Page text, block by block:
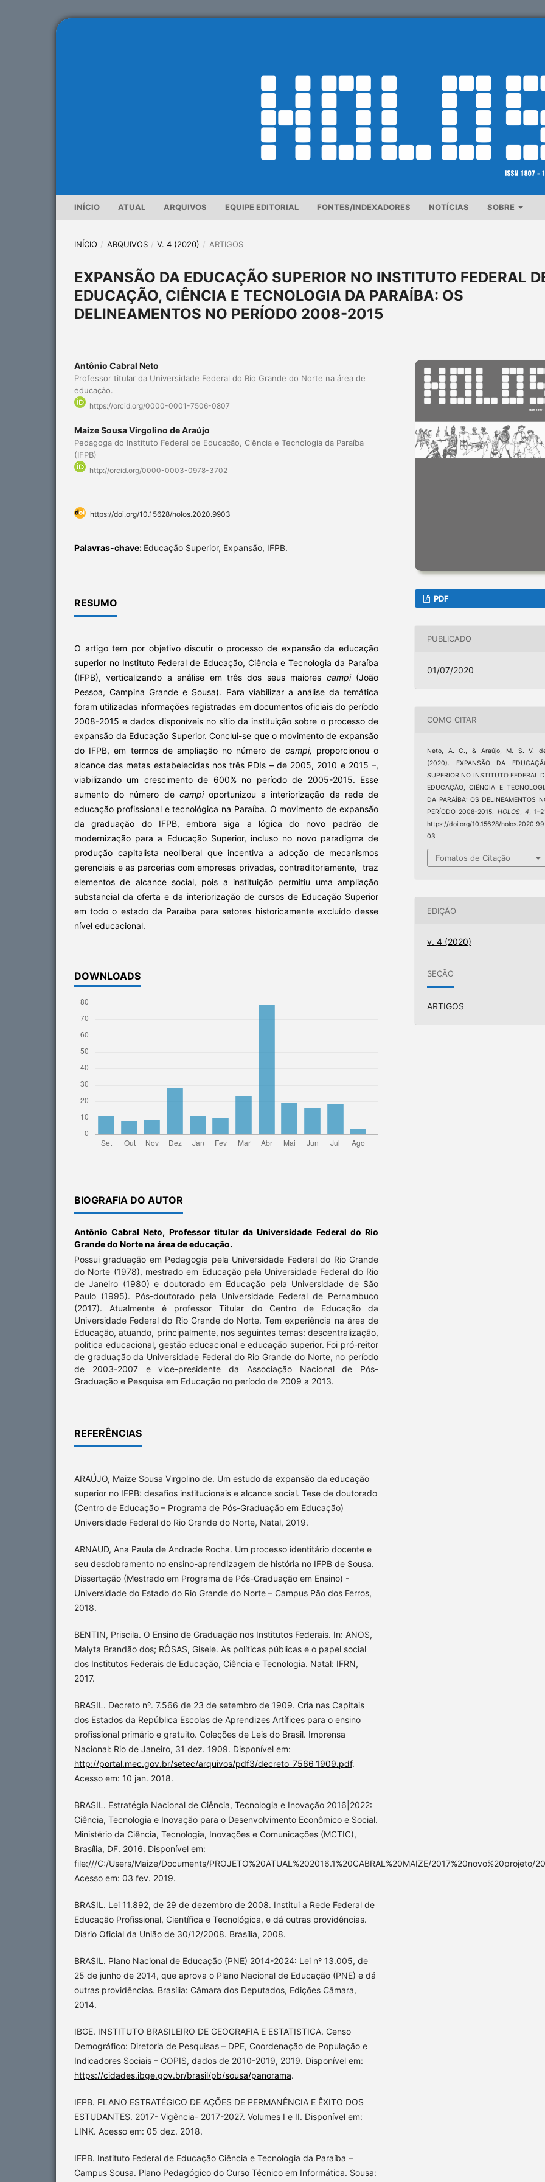
INÍCIO ATUAL ARQUIVOS EQUIPE EDITORIAL FONTES/INDEXADORES NOTÍCIAS SOBRE
INÍCIO / ARQUIVOS / V. 4 (2020) / ARTIGOS
EXPANSÃO DA EDUCAÇÃO SUPERIOR NO INSTITUTO FEDERAL
EDUCAÇÃO, CIÊNCIA E TECNOLOGIA DA PARAÍBA: OS
DELINEAMENTOS NO PERÍODO 2008-2015
Antônio Cabral Neto
Professor titular da Universidade Federal do Rio Grande do Norte na área de
educação.
https://orcid.org/0000-0001-7506-0807
Maize Sousa Virgolino de Araújo
Pedagoga do Instituto Federal de Educação, Ciência e Tecnologia da Paraíba
(IFPB)
http://orcid.org/0000-0003-0978-3702
https://doi.org/10.15628/holos.2020.9903
Palavras-chave: Educação Superior, Expansão, IFPB.
RESUMO
O artigo tem por objetivo discutir o processo de expansão da educação
superior no Instituto Federal de Educação, Ciência e Tecnologia da Paraíba
(IFPB), verticalizando a análise em três dos seus maiores campi(João
Pessoa, Campina Grande e Sousa). Para viabilizar a análise da temática
foram utilizadas informações registradas em documentos oficiais do período
2008-2015 e dados disponíveis no sítio da instituição sobre o processo de
expansão da Educação Superior. Conclui-se que o movimento de expansão
do IFPB, em termos de ampliação no número de campi, proporcionou o
alcance das metas estabelecidas nos três PDIs – de 2005, 2010 e 2015 –,
viabilizando um crescimento de 600% no período de 2005-2015. Esse
aumento do número de campioportunizou a interiorização da rede de
educação profissional e tecnológica na Paraíba. O movimento de expansão
da graduação do IFPB, embora siga a lógica do novo padrão de
modernização para a Educação Superior, incluso no novo paradigma de
produção capitalista neoliberal que incentiva a adoção de mecanismos
gerenciais e as parcerias com empresas privadas, contraditoriamente, traz
elementos de alcance social, pois a instituição permitiu uma ampliação
substancial da oferta e da interiorização de cursos de Educação Superior
em todo o estado da Paraíba para setores historicamente excluído desse
nível educacional.
DOWNLOADS
BIOGRAFIA DO AUTOR
Antônio Cabral Neto, Professor titular da Universidade Federal do Rio
Grande do Norte na área de educação.
Possui graduação em Pedagogia pela Universidade Federal do Rio Grande
do Norte (1978), mestrado em Educação pela Universidade Federal do Rio
de Janeiro (1980) e doutorado em Educação pela Universidade de São
Paulo (1995). Pós-doutorado pela Universidade Federal de Pernambuco
(2017). Atualmente é professor Titular do Centro de Educação da
Universidade Federal do Rio Grande do Norte. Tem experiência na área de
Educação, atuando, principalmente, nos seguintes temas: descentralização,
politica educacional, gestão educacional e educação superior. Foi pró-reitor
de graduação da Universidade Federal do Rio Grande do Norte, no período
de 2003-2007 e vice-presidente da Associação Nacional de Pós-
Graduação e Pesquisa em Educação no período de 2009 a 2013.
REFERÊNCIAS
ARAÚJO, Maize Sousa Virgolino de. Um estudo da expansão da educação
superior no IFPB: desafios institucionais e alcance social. Tese de doutorado
(Centro de Educação – Programa de Pós-Graduação em Educação)
Universidade Federal do Rio Grande do Norte, Natal, 2019.
ARNAUD, Ana Paula de Andrade Rocha. Um processo identitário docente e
seu desdobramento no ensino-aprendizagem de história no IFPB de Sousa.
Dissertação (Mestrado em Programa de Pós-Graduação em Ensino) -
Universidade do Estado do Rio Grande do Norte – Campus Pão dos Ferros,
2018.
BENTIN, Priscila. O Ensino de Graduação nos Institutos Federais. In: ANOS,
Malyta Brandão dos; RÔSAS, Gisele. As políticas públicas e o papel social
dos Institutos Federais de Educação, Ciência e Tecnologia. Natal: IFRN,
2017.
BRASIL. Decreto nº. 7.566 de 23 de setembro de 1909. Cria nas Capitais
dos Estados da República Escolas de Aprendizes Artífices para o ensino
profissional primário e gratuito. Coleções de Leis do Brasil. Imprensa
Nacional: Rio de Janeiro, 31 dez. 1909. Disponível em:
http://portal.mec.gov.br/setec/arquivos/pdf3/decreto_7566_1909.pdf.
Acesso em: 10 jan. 2018.
BRASIL. Estratégia Nacional de Ciência, Tecnologia e Inovação 2016|2022:
Ciência, Tecnologia e Inovação para o Desenvolvimento Econômico e Social.
Ministério da Ciência, Tecnologia, Inovações e Comunicações (MCTIC),
Brasília, DF. 2016. Disponível em:
file:///C:/Users/Maize/Documents/PROJETO%20ATUAL%202016.1%20CABRAL%20MAIZE/
Acesso em: 03 fev. 2019.
BRASIL. Lei 11.892, de 29 de dezembro de 2008. Institui a Rede Federal de
Educação Profissional, Científica e Tecnológica, e dá outras providências.
Diário Oficial da União de 30/12/2008. Brasília, 2008.
BRASIL. Plano Nacional de Educação (PNE) 2014-2024: Lei nº 13.005, de
25 de junho de 2014, que aprova o Plano Nacional de Educação (PNE) e dá
outras providências. Brasília: Câmara dos Deputados, Edições Câmara,
2014.
IBGE. INSTITUTO BRASILEIRO DE GEOGRAFIA E ESTATISTICA. Censo
Demográfico: Diretoria de Pesquisas – DPE, Coordenação de População e
Indicadores Sociais – COPIS, dados de 2010-2019, 2019. Disponível em:
https://cidades.ibge.gov.br/brasil/pb/sousa/panorama.
IFPB. PLANO ESTRATÉGICO DE AÇÕES DE PERMANÊNCIA E ÊXITO DOS
ESTUDANTES. 2017- Vigência- 2017-2027. Volumes I e II. Disponível em:
LINK. Acesso em: 05 dez. 2018.
IFPB. Instituto Federal de Educação Ciência e Tecnologia da Paraíba –
Campus Sousa. Plano Pedagógico do Curso Técnico em Informática. Sousa:
PDF
PUBLICADO
01/07/2020
COMO CITAR
Neto, A. C., & Araújo, M. S. V.
(2020). EXPANSÃO DA
SUPERIOR NO INSTITUTO FEDERAL
EDUCAÇÃO, CIÊNCIA E
DA PARAÍBA: OS DELINEAMENTOS
PERÍODO 2008-2015. HOLOS, 4 ,
https://doi.org/10.15628/holos.2020.99
03
Fomatos de Citação
EDIÇÃO
v. 4 (2020)
SEÇÃO
ARTIGOS